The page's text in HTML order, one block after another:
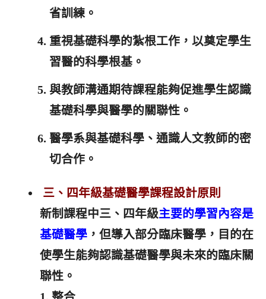
省訓練。
重視基礎科學的紮根工作，以奠定學生
習醫的科學根基。
與教師溝通期待課程能夠促進學生認識
基礎科學與醫學的關聯性。
醫學系與基礎科學、通識人文教師的密
切合作。
三、四年級基礎醫學課程設計原則
新制課程中三、四年級主要的學習內容是
基礎醫學，但導入部分臨床醫學，目的在
使學生能夠認識基礎醫學與未來的臨床關
聯性。